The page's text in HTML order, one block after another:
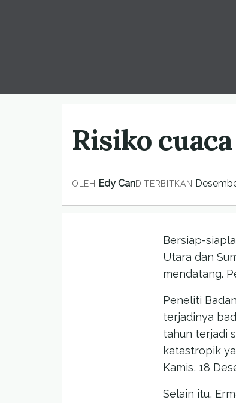
Risiko
OLEH Edy CanDITERBITKAN
Bersiap-
Utara dan
mendatang.
Peneliti
terjadinya
tahun terjadi
katastropik
Kamis, 18
Selain itu,